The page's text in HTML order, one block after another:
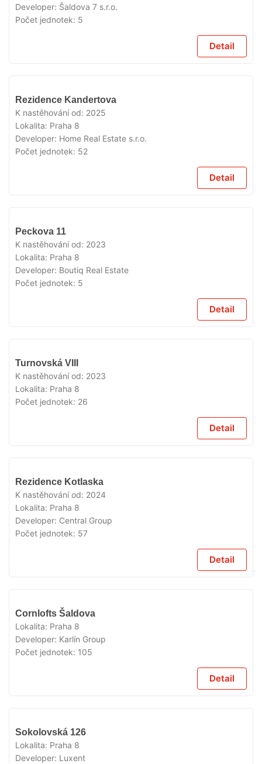
Developer: Šaldova 7 s.r.o.
Počet jednotek: 5
Detail
Rezidence Kandertova
K nastěhování od: 2025
Lokalita: Praha 8
Developer: Home Real Estate s.r.o.
Počet jednotek: 52
Detail
Peckova 11
K nastěhování od: 2023
Lokalita: Praha 8
Developer: Boutiq Real Estate
Počet jednotek: 5
Detail
Turnovská VIII
K nastěhování od: 2023
Lokalita: Praha 8
Počet jednotek: 26
Detail
Rezidence Kotlaska
K nastěhování od: 2024
Lokalita: Praha 8
Developer: Central Group
Počet jednotek: 57
Detail
Cornlofts Šaldova
Lokalita: Praha 8
Developer: Karlín Group
Počet jednotek: 105
Detail
Sokolovská 126
Lokalita: Praha 8
Developer: Luxent